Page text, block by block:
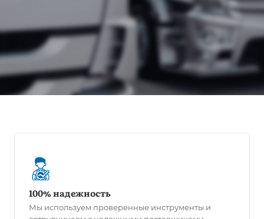
100% надежность
Мы используем проверенные инструменты и